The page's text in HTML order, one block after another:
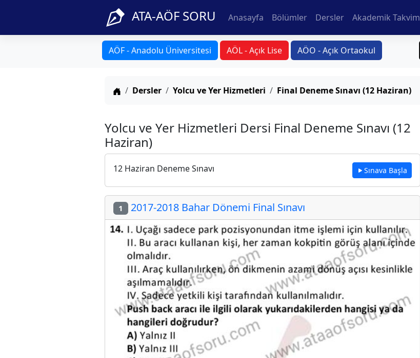
ATA-AÖF SORU Anasayfa Bölümler Dersler Akademik Takvim
AÖF - Anadolu Üniversitesi AÖL - Açık Lise AÖO - Açık Ortaokul
Anasayfa
Dersler Yolcu ve Yer Hizmetleri Final Deneme Sınavı (12 Haziran)
Yolcu ve Yer Hizmetleri Dersi Final Deneme Sınavı (12
Haziran)
12 Haziran Deneme Sınavı Sınava Başla
1 2017-2018 Bahar Dönemi Final Sınavı